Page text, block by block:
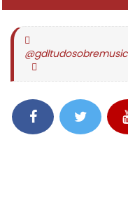
@gdltudosobremusic